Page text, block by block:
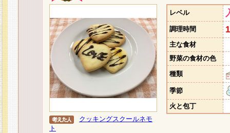
クッキングスクールネモ
ト
レベル
調理時間
主な食材
野菜の食材の色
種類
季節
火と包丁